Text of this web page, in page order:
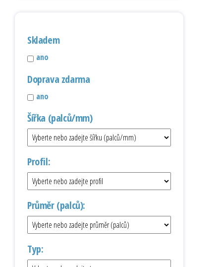
Skladem
ano
Doprava zdarma
ano
Šířka (palců/mm)
Profil:
Průměr (palců):
Typ: